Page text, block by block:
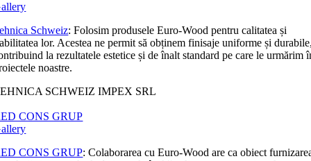
Schweiz: Folosim produsele Euro-Wood pentru calitatea și
lor. Acestea ne permit să obținem finisaje uniforme și
la rezultatele estetice și de înalt standard pe care le urmărim
noastre.
SCHWEIZ IMPEX SRL
CONS GRUP
CONS GRUP: Colaborarea cu Euro-Wood are ca obiect